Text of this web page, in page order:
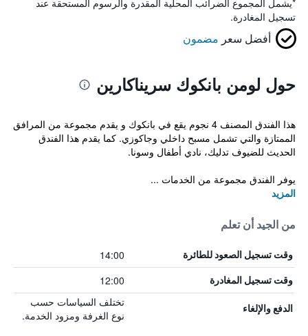
*يشمل المجموع الضرائب المحلية المقدرة والرسوم المستحقة عند
تسجيل المغادرة.
أفضل سعر مضمون
حول لومن بانكوك سريناكارين
هذا الفندق المصنف 4 نجوم يقع في بانكوك و يقدم مجموعة من المرافق
الممتازة والتي تشمل مسبح داخلي وجاكوزي. كما يقدم هذا الفندق
الحديث للضيوف تدليك، نادي أطفال وسونا.
يوفر الفندق مجموعة من الخدمات ...
المزيد
من الجيد أن تعلم
وقت تسجيل الصعود للطائرة 14:00
وقت تسجيل المغادرة 12:00
الدفع والإلغاء
تختلف السياسات حسب
نوع الغرفة ومزود الخدمة.